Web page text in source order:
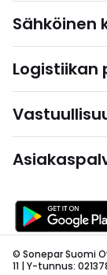
Sähköinen
Logistiikan
© Sonepar Suomi
11 | Y-tunnus: